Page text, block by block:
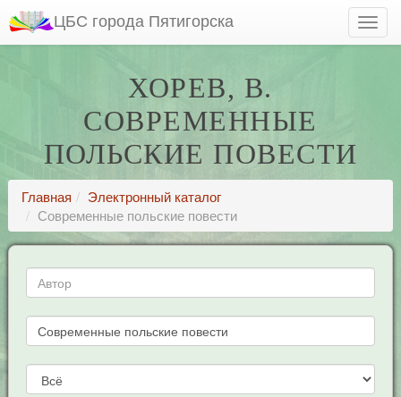
ЦБС города Пятигорска
ХОРЕВ, В.
СОВРЕМЕННЫЕ
ПОЛЬСКИЕ ПОВЕСТИ
Главная
Электронный каталог
Современные польские повести